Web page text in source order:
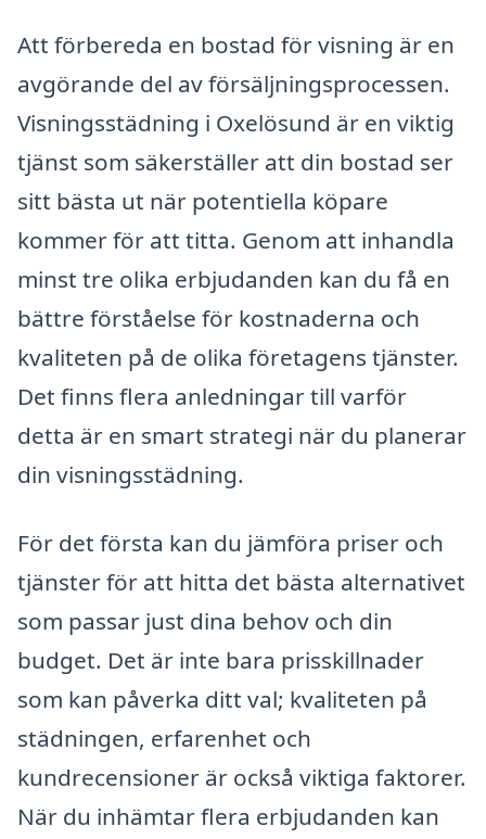
Att förbereda en bostad för visning är en
avgörande del av försäljningsprocessen.
Visningsstädning i Oxelösund är en viktig
tjänst som säkerställer att din bostad ser
sitt bästa ut när potentiella köpare
kommer för att titta. Genom att inhandla
minst tre olika erbjudanden kan du få en
bättre förståelse för kostnaderna och
kvaliteten på de olika företagens tjänster.
Det finns flera anledningar till varför
detta är en smart strategi när du planerar
din visningsstädning.
För det första kan du jämföra priser och
tjänster för att hitta det bästa alternativet
som passar just dina behov och din
budget. Det är inte bara prisskillnader
som kan påverka ditt val; kvaliteten på
städningen, erfarenhet och
kundrecensioner är också viktiga faktorer.
När du inhämtar flera erbjudanden kan